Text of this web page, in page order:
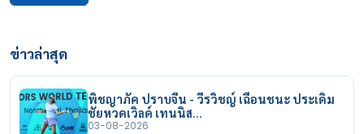
ข่าวล่าสุด
พิชญาภัค ปราบจีน - วีรวิชญ์ เฉือนชนะ ประเดิม
ชัยหวดเวิลด์ เทนนิส…
03-08-2026